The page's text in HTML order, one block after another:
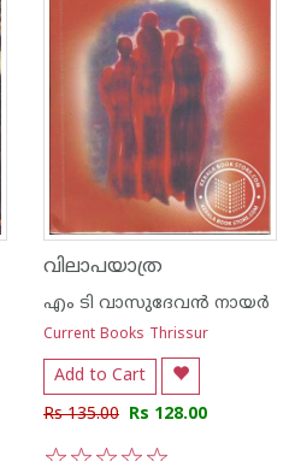
വിലാപയാത്ര
എം ടി വാസുദേവന്‍ നായര്‍
Current Books Thrissur
Add to Cart
Rs 135.00 Rs 128.00